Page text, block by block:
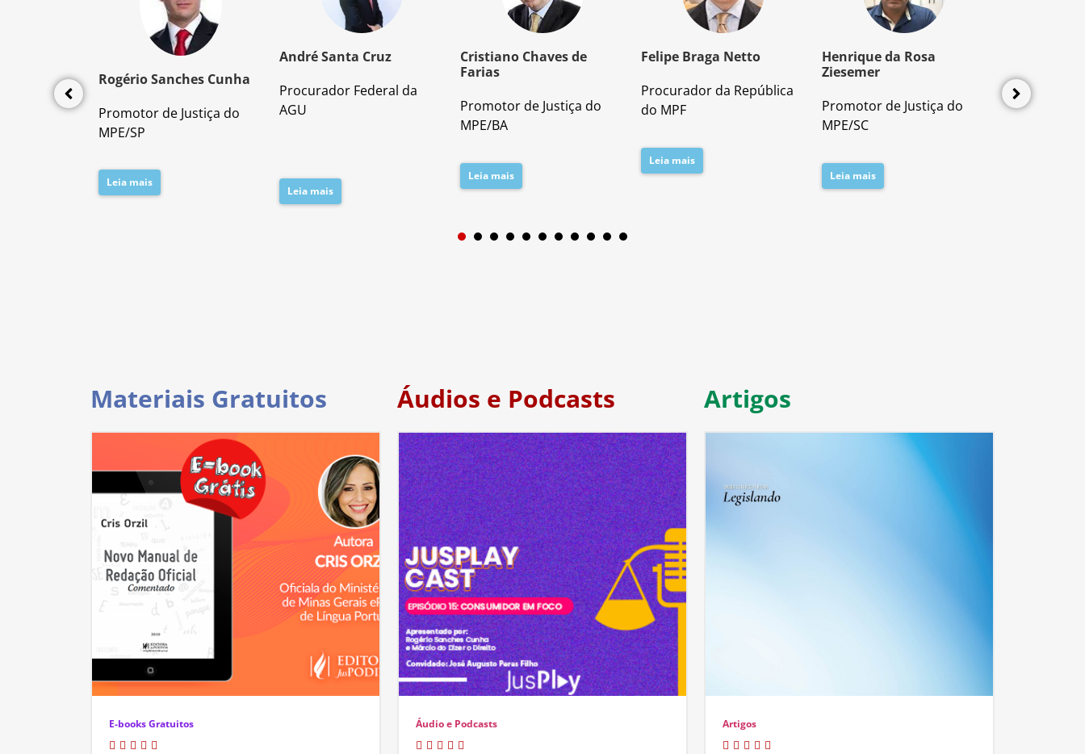
Civil
Rogério Sanches Cunha
Promotor de Justiça do
MPE/SP
Leia mais
André Santa Cruz
Procurador Federal da
AGU
Leia mais
Cristiano Chaves de
Farias
Promotor de Justiça do
MPE/BA
Leia mais
Felipe Braga Netto
Procurador da República
do MPF
Leia mais
Henrique da Rosa
Ziesemer
Promotor de Justiça do
MPE/SC
Leia mais
Advogado e
Direito
1 2
Materiais Gratuitos
E-books Gratuitos
Áudios e Podcasts
Áudio e Podcasts
Artigos
Artigos